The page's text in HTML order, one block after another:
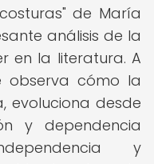
de María
análisis de la
en la literatura. A
observa cómo la
evoluciona desde
y dependencia
y